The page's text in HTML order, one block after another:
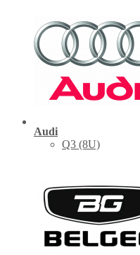
Audi
Q3 (8U)